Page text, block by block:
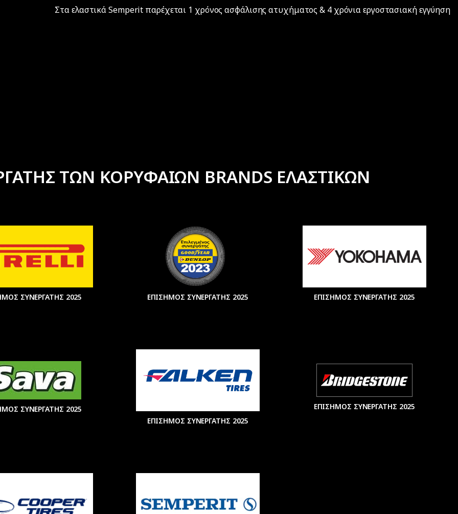
Στα ελαστικά Semperit παρέχεται 1 χρόνος ασφάλισης ατυχήματος & 4 χρόνια εργοστασιακή εγγύηση
ΤΩΝ ΚΟΡΥΦΑΙΩΝ BRANDS ΕΛΑΣΤΙΚΩΝ
ΣΥΝΕΡΓΑΤΗΣ 2025
ΕΠΙΣΗΜΟΣ ΣΥΝΕΡΓΑΤΗΣ 2025 ΕΠΙΣΗΜΟΣ ΣΥΝΕΡΓΑΤΗΣ 2025
ΣΥΝΕΡΓΑΤΗΣ 2025
ΕΠΙΣΗΜΟΣ ΣΥΝΕΡΓΑΤΗΣ 2025
ΕΠΙΣΗΜΟΣ ΣΥΝΕΡΓΑΤΗΣ 2025